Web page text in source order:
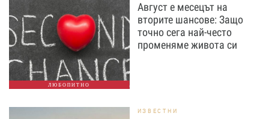
ЛЮБОПИТНО
Август е месецът на
вторите шансове: Защо
точно сега най-често
променяме живота си
ИЗВЕСТНИ